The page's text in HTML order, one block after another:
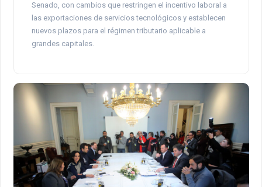
Senado, con cambios que restringen el incentivo laboral a
las exportaciones de servicios tecnológicos y establecen
nuevos plazos para el régimen tributario aplicable a
grandes capitales.